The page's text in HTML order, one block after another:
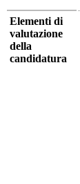
Elementi di
valutazione
della
candidatura